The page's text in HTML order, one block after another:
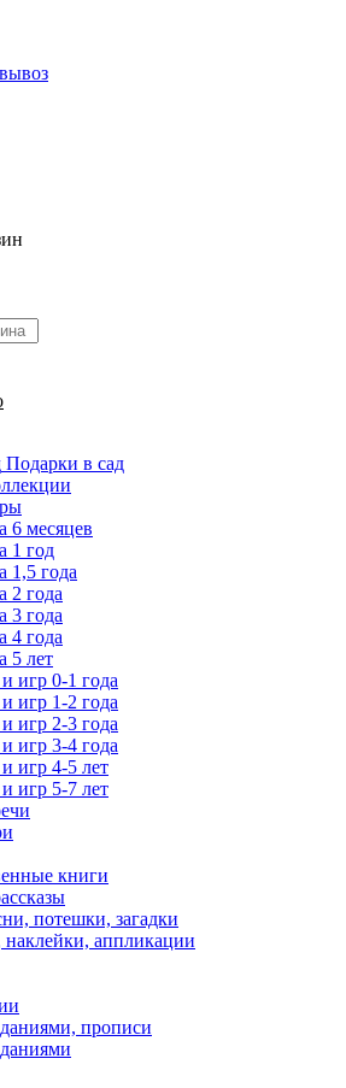
Подарки в сад
6 месяцев
1 год
1,5 года
2 года
3 года
4 года
5 лет
игр 0-1 года
игр 1-2 года
игр 2-3 года
игр 3-4 года
игр 4-5 лет
игр 5-7 лет
книги
потешки, загадки
наклейки, аппликации
прописи